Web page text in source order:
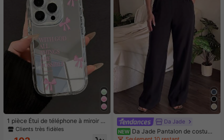
1 pièce Étui de téléphone à miroir ro
se minimaliste, style fille avec motif
Clients très fidèles
Da Jade
NEW Da Jade Pantalon de costume
élégant pour femme multicolore à t